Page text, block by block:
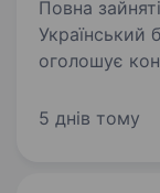
Повна
Український
оголошує
Благодійний
5 днів тому